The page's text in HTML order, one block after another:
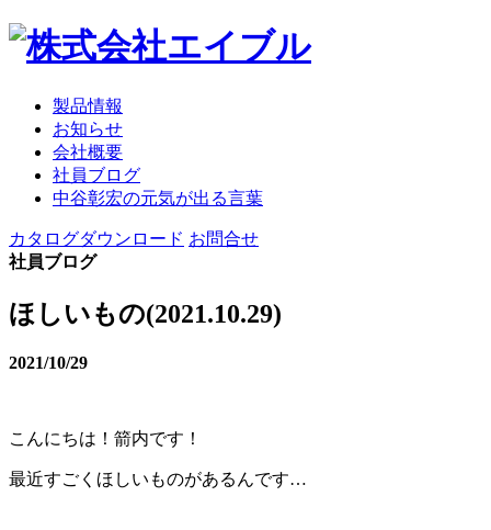
製品情報
お知らせ
会社概要
社員ブログ
中谷彰宏の元気が出る言葉
カタログダウンロード お問合せ
社員ブログ
ほしいもの(2021.10.29)
2021/10/29
こんにちは！箭内です！
最近すごくほしいものがあるんです…